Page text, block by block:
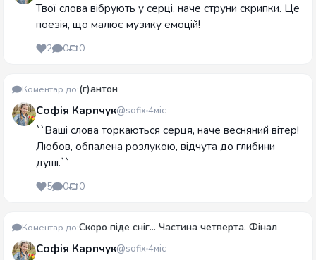
Твої слова вібрують у серці, наче струни скрипки. Це
поезія, що малює музику емоцій!
2 0 0
Коментар до:(г)антон
Софія Карпчук@sofix 4міс
``Ваші слова торкаються серця, наче весняний вітер!
Любов, обпалена розлукою, відчута до глибини
душі.``
5 0 0
Коментар до:Скоро піде сніг... Частина четверта. Фінал
Софія Карпчук@sofix 4міс